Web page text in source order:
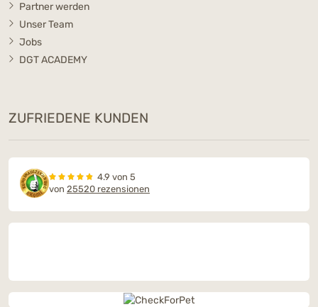
Partner werden
Unser Team
Jobs
DGT ACADEMY
ZUFRIEDENE KUNDEN
4.9 von 5
von 25520 rezensionen